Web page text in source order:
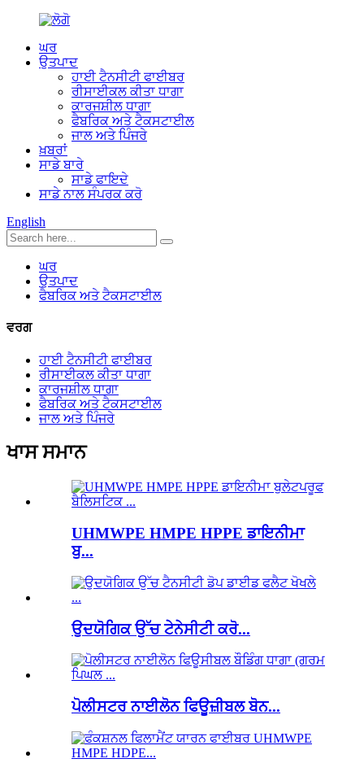
ਘਰ
ਉਤਪਾਦ
ਹਾਈ ਟੈਨਸੀਟੀ ਫਾਈਬਰ
ਰੀਸਾਈਕਲ ਕੀਤਾ ਧਾਗਾ
ਕਾਰਜਸ਼ੀਲ ਧਾਗਾ
ਫੈਬਰਿਕ ਅਤੇ ਟੈਕਸਟਾਈਲ
ਜਾਲ ਅਤੇ ਪਿੰਜਰੇ
ਖ਼ਬਰਾਂ
ਸਾਡੇ ਬਾਰੇ
ਸਾਡੇ ਫਾਇਦੇ
ਸਾਡੇ ਨਾਲ ਸੰਪਰਕ ਕਰੋ
English
ਘਰ
ਉਤਪਾਦ
ਫੈਬਰਿਕ ਅਤੇ ਟੈਕਸਟਾਈਲ
ਵਰਗ
ਹਾਈ ਟੈਨਸੀਟੀ ਫਾਈਬਰ
ਰੀਸਾਈਕਲ ਕੀਤਾ ਧਾਗਾ
ਕਾਰਜਸ਼ੀਲ ਧਾਗਾ
ਫੈਬਰਿਕ ਅਤੇ ਟੈਕਸਟਾਈਲ
ਜਾਲ ਅਤੇ ਪਿੰਜਰੇ
ਖਾਸ ਸਮਾਨ
UHMWPE HMPE HPPE ਡਾਇਨੀਮਾ
ਬੁ...
ਉਦਯੋਗਿਕ ਉੱਚ ਟੇਨੇਸੀਟੀ ਕਰੋ...
ਪੋਲੀਸਟਰ ਨਾਈਲੋਨ ਫਿਊਜ਼ੀਬਲ ਬੋਨ...